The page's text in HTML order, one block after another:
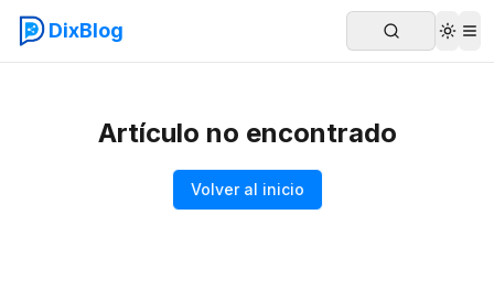
DixBlog
Artículo no encontrado
Volver al inicio